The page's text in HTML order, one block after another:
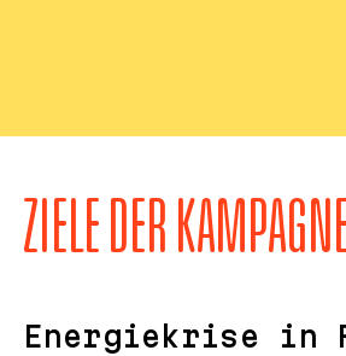
ZIELE DER
Energiekrise in